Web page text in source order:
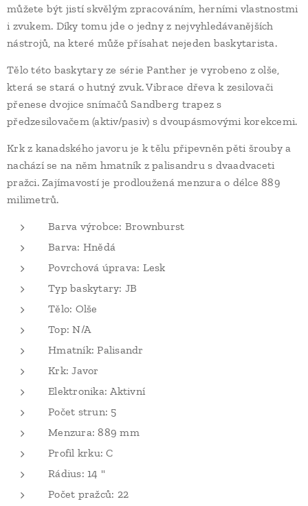
můžete být jistí skvělým zpracováním, herními vlastnostmi
i zvukem. Díky tomu jde o jedny z nejvyhledávanějších
nástrojů, na které může přísahat nejeden baskytarista.
Tělo této baskytary ze série Panther je vyrobeno z olše,
která se stará o hutný zvuk. Vibrace dřeva k zesilovači
přenese dvojice snímačů Sandberg trapez s
předzesilovačem (aktiv/pasiv) s dvoupásmovými korekcemi.
Krk z kanadského javoru je k tělu připevněn pěti šrouby a
nachází se na něm hmatník z palisandru s dvaadvaceti
pražci. Zajímavostí je prodloužená menzura o délce 889
milimetrů.
Barva výrobce: Brownburst
Barva: Hnědá
Povrchová úprava: Lesk
Typ baskytary: JB
Tělo: Olše
Top: N/A
Hmatník: Palisandr
Krk: Javor
Elektronika: Aktivní
Počet strun: 5
Menzura: 889 mm
Profil krku: C
Rádius: 14 "
Počet pražců: 22